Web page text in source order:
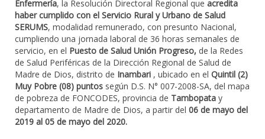
Enfermería, la Resolución Directoral Regional que acredita
haber cumplido con el Servicio Rural y Urbano de Salud
SERUMS, modalidad remunerado, con presunto Nacional,
cumpliendo una jornada laboral de 36 horas semanales de
servicio, en el Puesto de Salud Unión Progreso, de la Redes
de Salud Periféricas de la Dirección Regional de Salud de
Madre de Dios, distrito de Inambari , ubicado en el Quintil (2)
Muy Pobre (08) puntos según D.S. N° 007-2008-SA, del mapa
de pobreza de FONCODES, provincia de Tambopata y
departamento de Madre de Dios, a partir del 06 de mayo del
2019 al 05 de mayo del 2020.